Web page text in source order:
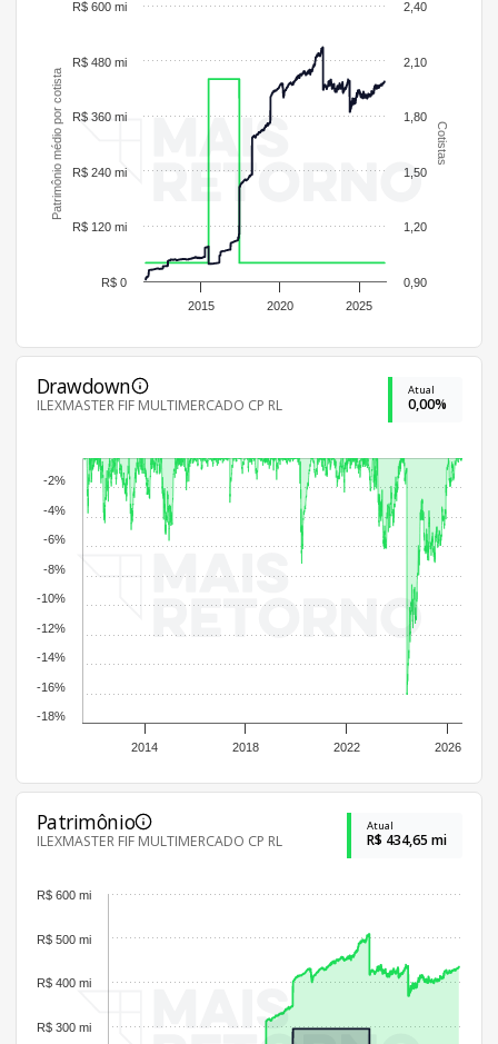
Cotistas
Patrimônio médio por cotista
2015 2020 2025
0,90
1,20
1,50
1,80
2,10
2,40
R$ 0
R$ 120 mi
R$ 240 mi
R$ 360 mi
R$ 480 mi
R$ 600 mi
Drawdown
ILEXMASTER FIF MULTIMERCADO CP RL
Atual
0,00%
2014 2018 2022 2026
-18%
-16%
-14%
-12%
-10%
-8%
-6%
-4%
-2%
Patrimônio
ILEXMASTER FIF MULTIMERCADO CP RL
Atual
R$ 434,65 mi
R$ 300 mi
R$ 400 mi
R$ 500 mi
R$ 600 mi